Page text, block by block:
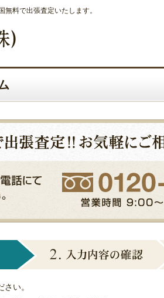
料で出張査定いたします。
い。